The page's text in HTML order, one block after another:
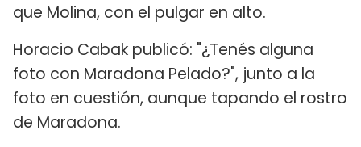
que Molina, con el pulgar en alto.
Horacio Cabak publicó: "¿Tenés alguna
foto con Maradona Pelado?", junto a la
foto en cuestión, aunque tapando el rostro
de Maradona.